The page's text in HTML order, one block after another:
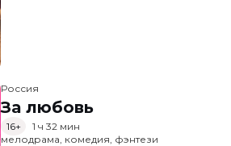
Россия
За любовь
16+
1 ч 32 мин
мелодрама, комедия, фэнтези